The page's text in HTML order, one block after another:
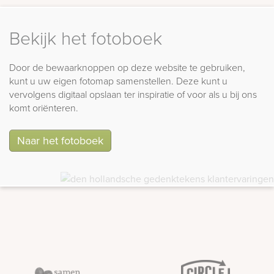
Bekijk het fotoboek
Door de bewaarknoppen op deze website te gebruiken,
kunt u uw eigen fotomap samenstellen. Deze kunt u
vervolgens digitaal opslaan ter inspiratie of voor als u bij ons
komt oriënteren.
Naar het fotoboek